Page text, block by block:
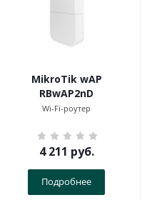
MikroTik wAP
RBwAP2nD
Wi-Fi-роутер
4 211 руб.
Подробнее